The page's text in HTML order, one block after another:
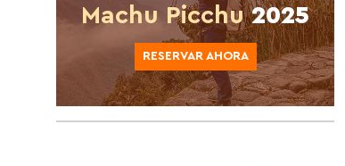
Machu Picchu 2025
RESERVAR AHORA